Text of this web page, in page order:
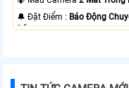
️🔔 Đặt Điểm : Báo Động
Động.